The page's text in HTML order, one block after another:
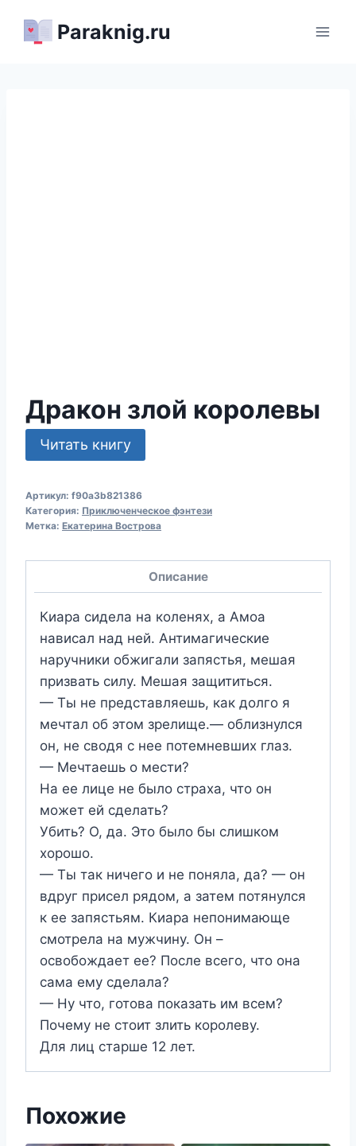
Paraknig.ru
Дракон злой королевы
Читать книгу
Артикул: f90a3b821386
Категория: Приключенческое фэнтези
Метка: Екатерина Вострова
Описание
Киара сидела на коленях, а Амоа
нависал над ней. Антимагические
наручники обжигали запястья, мешая
призвать силу. Мешая защититься.
— Ты не представляешь, как долго я
мечтал об этом зрелище.— облизнулся
он, не сводя с нее потемневших глаз.
— Мечтаешь о мести?
На ее лице не было страха, что он
может ей сделать?
Убить? О, да. Это было бы слишком
хорошо.
— Ты так ничего и не поняла, да? — он
вдруг присел рядом, а затем потянулся
к ее запястьям. Киара непонимающе
смотрела на мужчину. Он –
освобождает ее? После всего, что она
сама ему сделала?
— Ну что, готова показать им всем?
Почему не стоит злить королеву.
Для лиц старше 12 лет.
Похожие